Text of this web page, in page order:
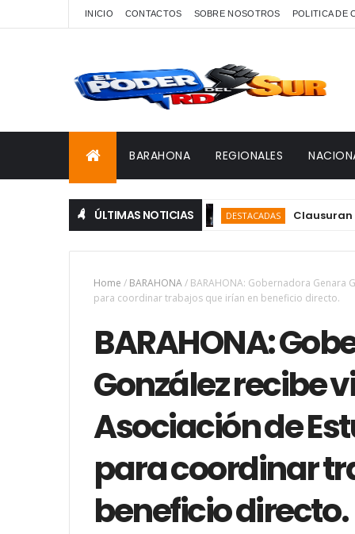
INICIO CONTACTOS SOBRE NOSOTROS POLITICA DE
BARAHONA REGIONALES
ÚLTIMAS NOTICIASDESTACADAS Clausuran JCC
Home / BARAHONA/ BARAHONA: Gobernadora Genara
para coordinar trabajos que irían en beneficio directo.
BARAHONA:
González recibe
Asociación de
para coordinar
beneficio directo.